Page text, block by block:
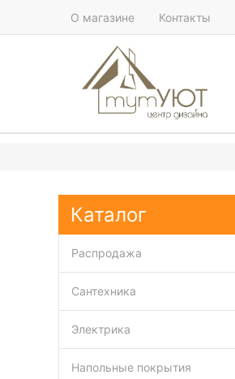
О магазине Контакты
Каталог
Распродажа
Сантехника
Электрика
Напольные покрытия